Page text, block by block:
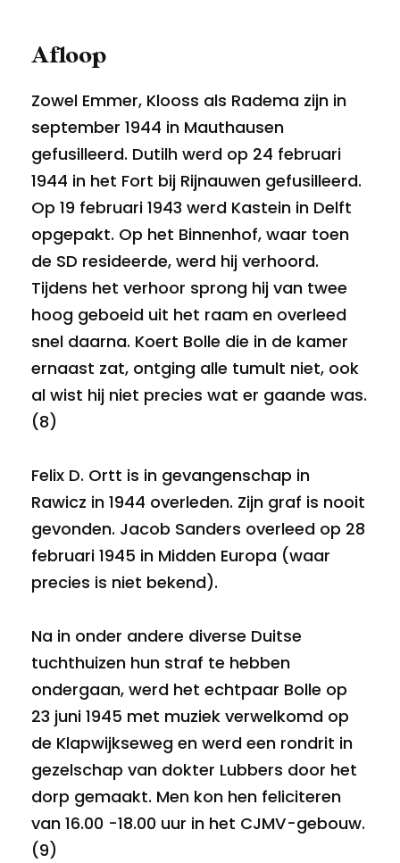
Afloop
Zowel Emmer, Klooss als Radema zijn in
september 1944 in Mauthausen
gefusilleerd. Dutilh werd op 24 februari
1944 in het Fort bij Rijnauwen gefusilleerd.
Op 19 februari 1943 werd Kastein in Delft
opgepakt. Op het Binnenhof, waar toen
de SD resideerde, werd hij verhoord.
Tijdens het verhoor sprong hij van twee
hoog geboeid uit het raam en overleed
snel daarna. Koert Bolle die in de kamer
ernaast zat, ontging alle tumult niet, ook
al wist hij niet precies wat er gaande was.
(8)
Felix D. Ortt is in gevangenschap in
Rawicz in 1944 overleden. Zijn graf is nooit
gevonden. Jacob Sanders overleed op 28
februari 1945 in Midden Europa (waar
precies is niet bekend).
Na in onder andere diverse Duitse
tuchthuizen hun straf te hebben
ondergaan, werd het echtpaar Bolle op
23 juni 1945 met muziek verwelkomd op
de Klapwijkseweg en werd een rondrit in
gezelschap van dokter Lubbers door het
dorp gemaakt. Men kon hen feliciteren
van 16.00 -18.00 uur in het CJMV-gebouw.
(9)